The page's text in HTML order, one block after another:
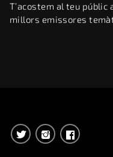
T’acostem al teu
millors emissores